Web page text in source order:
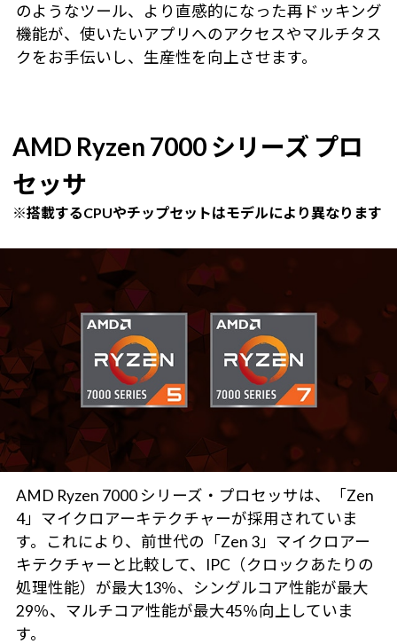
のようなツール、より直感的になった再ドッキング
機能が、使いたいアプリへのアクセスやマルチタス
クをお手伝いし、生産性を向上させます。
AMD Ryzen 7000 シリーズ プロ
セッサ
※搭載するCPUやチップセットはモデルにより異なります
AMD Ryzen 7000 シリーズ・プロセッサは、「Zen
4」マイクロアーキテクチャーが採用されていま
す。これにより、前世代の「Zen 3」マイクロアー
キテクチャーと比較して、IPC（クロックあたりの
処理性能）が最大13％、シングルコア性能が最大
29％、マルチコア性能が最大45％向上していま
す。